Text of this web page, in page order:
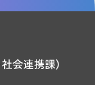
会連携課）